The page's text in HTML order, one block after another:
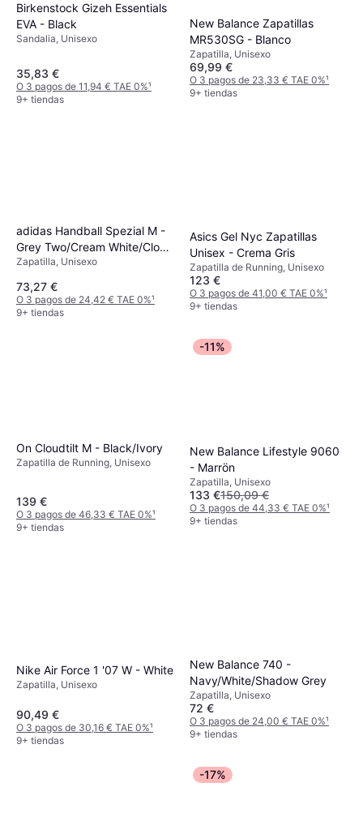
Birkenstock Gizeh Essentials
EVA - Black
Sandalia, Unisexo
35,83 €
O 3 pagos de 11,94 € TAE 0%¹
9+ tiendas
New Balance Zapatillas
MR530SG - Blanco
Zapatilla, Unisexo
69,99 €
O 3 pagos de 23,33 € TAE 0%¹
9+ tiendas
adidas Handball Spezial M -
Grey Two/Cream White/Cloud
White
Zapatilla, Unisexo
73,27 €
O 3 pagos de 24,42 € TAE 0%¹
9+ tiendas
Asics Gel Nyc Zapatillas
Unisex - Crema Gris
Zapatilla de Running, Unisexo
123 €
O 3 pagos de 41,00 € TAE 0%¹
9+ tiendas
On Cloudtilt M - Black/Ivory
Zapatilla de Running, Unisexo
139 €
O 3 pagos de 46,33 € TAE 0%¹
9+ tiendas
-11%
New Balance Lifestyle 9060
- Marrön
Zapatilla, Unisexo
133 €150,09 €
O 3 pagos de 44,33 € TAE 0%¹
9+ tiendas
Nike Air Force 1 '07 W - White
Zapatilla, Unisexo
90,49 €
O 3 pagos de 30,16 € TAE 0%¹
9+ tiendas
New Balance 740 -
Navy/White/Shadow Grey
Zapatilla, Unisexo
72 €
O 3 pagos de 24,00 € TAE 0%¹
9+ tiendas
-17%